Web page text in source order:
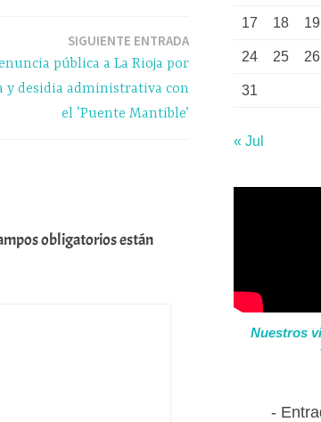
SIGUIENTE ENTRADA
pública a La Rioja por
y desidia administrativa con
el ‘Puente Mantible’
obligatorios están
17 18 19
24 25 26
31
« Jul
Nuestros